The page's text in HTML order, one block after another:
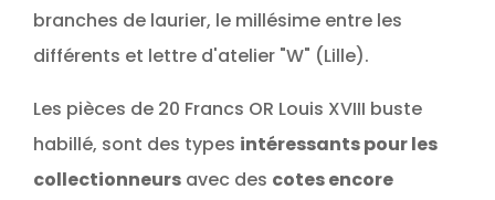
branches de laurier, le millésime entre les
différents et lettre d'atelier "W" (Lille).
Les pièces de 20 Francs OR Louis XVIII buste
habillé, sont des types intéressants pour les
collectionneurs avec des cotes encore